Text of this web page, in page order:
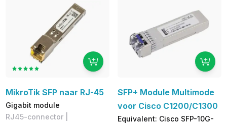
MikroTik SFP naar RJ-45
Gigabit module
​RJ45-connector |
SFP+ Module Multimode
voor Cisco C1200/C1300
Equivalent: Cisco SFP-10G-